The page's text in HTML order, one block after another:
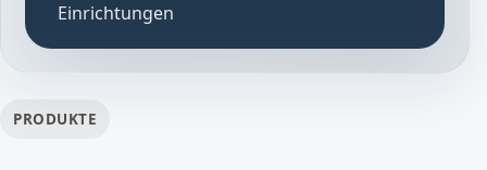
Einrichtungen
PRODUKTE